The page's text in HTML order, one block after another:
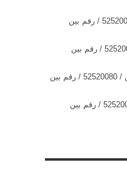
بي ان سبورت أبوحليفة / 52520080 / رقم بين
بي ان سبورت الخيران / 52520080 / رقم بين
بي ان سبورت أسواق القرين / 52520080 / رقم بين
بي ان سبورت المسيلة / 52520080 / رقم بين